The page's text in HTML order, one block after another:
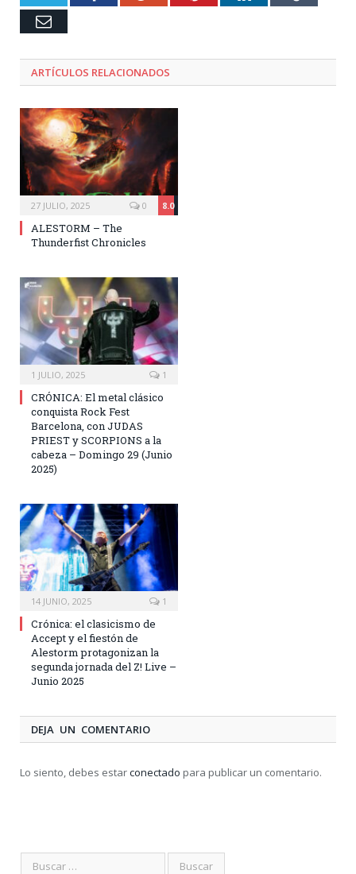
Email
ARTÍCULOS RELACIONADOS
27 JULIO, 2025 8.0
0
ALESTORM – The
Thunderfist Chronicles
1 JULIO, 2025 1
CRÓNICA: El metal clásico
conquista Rock Fest
Barcelona, con JUDAS
PRIEST y SCORPIONS a la
cabeza – Domingo 29 (Junio
2025)
14 JUNIO, 2025 1
Crónica: el clasicismo de
Accept y el fiestón de
Alestorm protagonizan la
segunda jornada del Z! Live –
Junio 2025
DEJA UN COMENTARIO
Lo siento, debes estarconectado para publicar un comentario.